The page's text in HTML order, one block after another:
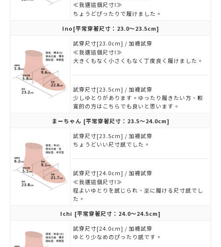
≪我選這個尺寸!≫
ちょうどぴったりで履けました。
Ino[平常穿著尺寸：23.0～23.5cm]
試穿尺寸[23.0cm] / 加襪試穿
≪我選這個尺寸!≫
大きくもなく小さくもなく丁度良く履けました。
試穿尺寸[23.5cm] / 加襪試穿
少しゆとりがあります。ゆったり履きたい方、較
寬的の方はこちらでも良いと思います。
まーちゃん [平常穿著尺寸：23.5～24.0cm]
試穿尺寸[23.5cm] / 加襪試穿
ちょうどいい尺寸感でした。
試穿尺寸[24.0cm] / 加襪試穿
≪我選這個尺寸!≫
程よいゆとりを感じられ、楽に履ける尺寸感でし
た。
Ichi [平常穿著尺寸：24.0～24.5cm]
試穿尺寸[24.0cm] / 加襪試穿
ゆとり少なめのぴったり感です。